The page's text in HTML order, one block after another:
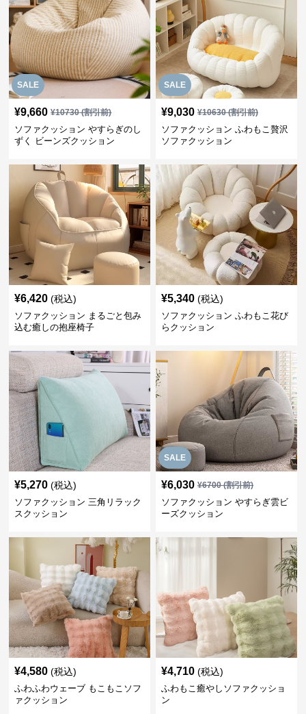
SALE
¥9,660 ¥10730(割引前)
ソファクッション やすらぎのし
ずく ビーンズクッション
SALE
¥9,030 ¥10630(割引前)
ソファクッション ふわもこ贅沢
ソファクッション
¥6,420 (税込)
ソファクッション まるごと包み
込む癒しの抱座椅子
¥5,340 (税込)
ソファクッション ふわもこ花び
らクッション
¥5,270 (税込)
ソファクッション 三角リラック
スクッション
SALE
¥6,030 ¥6700(割引前)
ソファクッション やすらぎ雲ビ
ーズクッション
¥4,580 (税込)
ふわふわウェーブ もこもこソフ
ァクッション
¥4,710 (税込)
ふわもこ癒やしソファクッショ
ン